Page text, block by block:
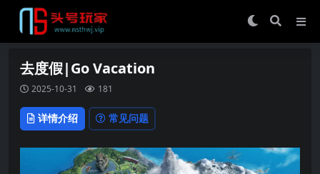
去度假|Go Vacation
2025-10-31 181
详情介绍 常见问题